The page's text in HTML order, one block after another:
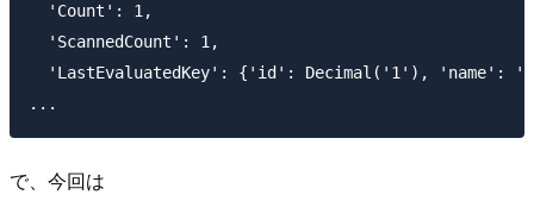
  'Count': 1,
  'ScannedCount': 1,
'LastEvaluatedKey': {'id': Decimal('1'), 'name':
で、今回は